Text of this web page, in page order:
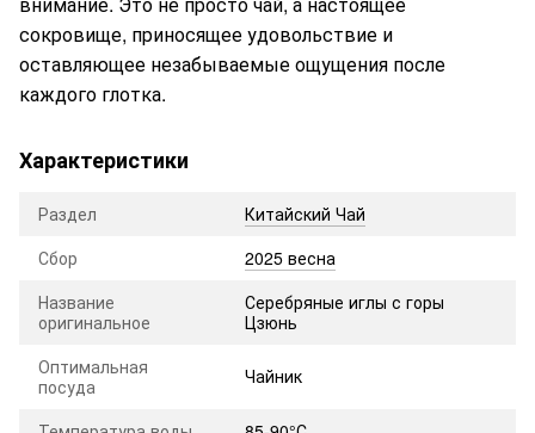
сокровище, приносящее удовольствие и
оставляющее незабываемые ощущения после
каждого глотка.
Характеристики
Раздел
Китайский Чай
Сбор
2025 весна
Название
оригинальное
Серебряные иглы с горы
Цзюнь
Оптимальная
посуда
Чайник